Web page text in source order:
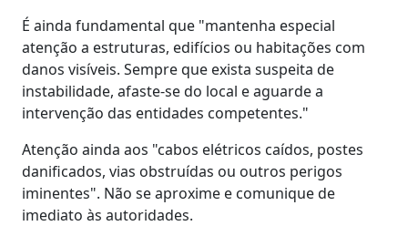
É ainda fundamental que "mantenha especial
atenção a estruturas, edifícios ou habitações com
danos visíveis. Sempre que exista suspeita de
instabilidade, afaste-se do local e aguarde a
intervenção das entidades competentes."
Atenção ainda aos "cabos elétricos caídos, postes
danificados, vias obstruídas ou outros perigos
iminentes". Não se aproxime e comunique de
imediato às autoridades.